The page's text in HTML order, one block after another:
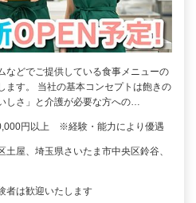
などでご提供している食事メニューの
ます。 当社の基本コンセプトは飽きの
しさ」と介護が必要な方への…
円以上 ※経験・能力により優遇
土屋、埼玉県さいたま市中央区鈴谷、
者は歓迎いたします